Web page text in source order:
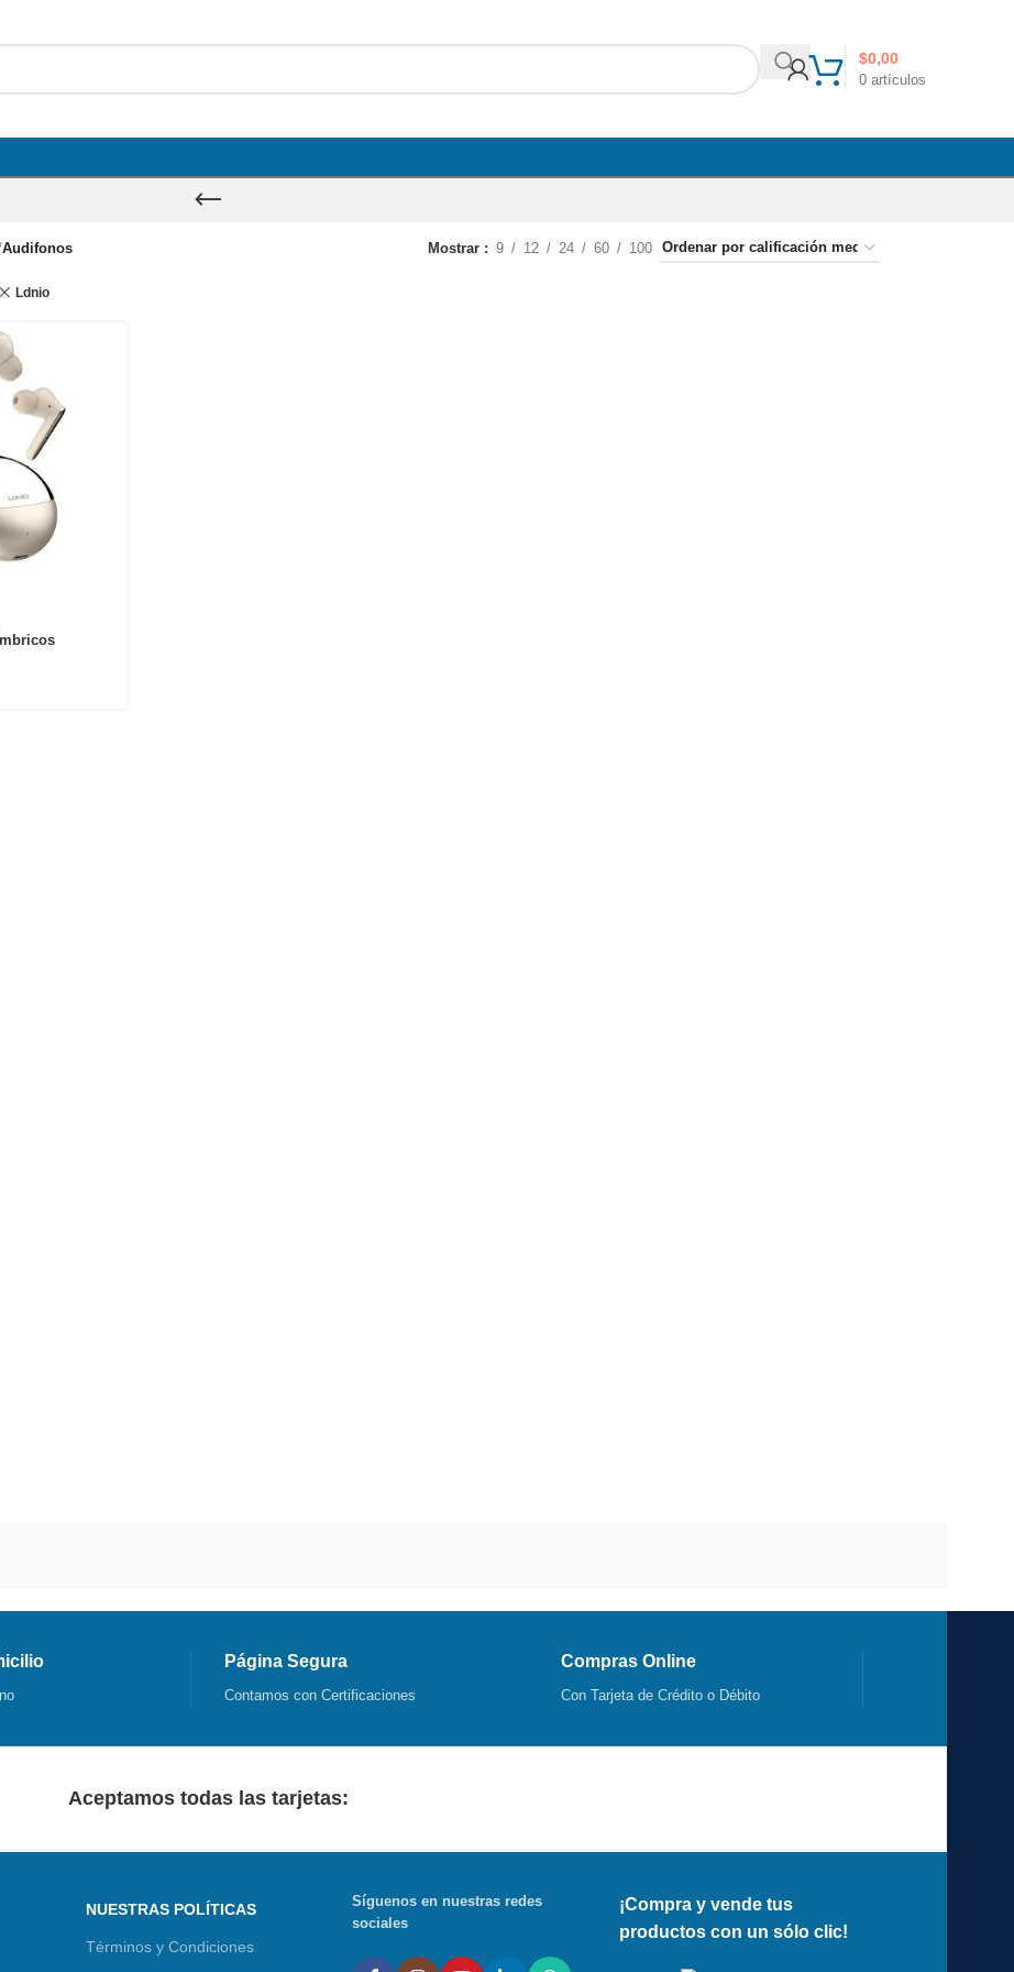
0artículos
$0,00
Audifonos Mostrar 9 12 24 60 100
Ldnio
Página Segura
Contamos con Certificaciones
Compras Online
Con Tarjeta de Crédito o Débito
Aceptamos todas las tarjetas:
NUESTRAS POLÍTICAS
Términos y Condiciones
Síguenos en nuestras redes
sociales
¡Compra y vende tus
productos con un sólo clic!